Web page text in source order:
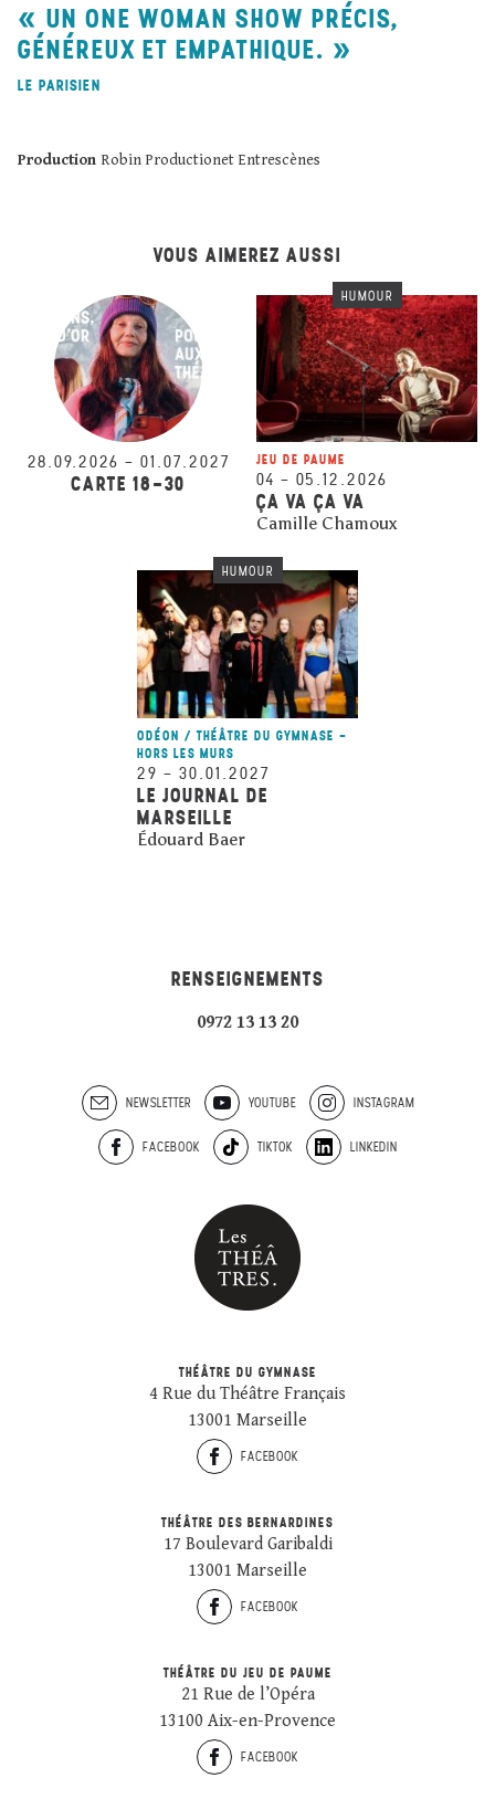
UN ONE WOMAN SHOW PRÉCIS,
GÉNÉREUX ET EMPATHIQUE.
LE PARISIEN
Production Robin Productionet Entrescènes
VOUS AIMEREZ AUSSI
28.09.2026 – 01.07.2027
CARTE 18-30
HUMOUR
JEU DE PAUME
04 – 05.12.2026
ÇA VA ÇA VA
Camille Chamoux
HUMOUR
ODÉON / THÉÂTRE DU GYMNASE -
HORS LES MURS
29 – 30.01.2027
LE JOURNAL DE
MARSEILLE
Édouard Baer
RENSEIGNEMENTS
0972 13 13 20
NEWSLETTER YOUTUBE INSTAGRAM
FACEBOOK TIKTOK LINKEDIN
THÉÂTRE DU GYMNASE
4 Rue du Théâtre Français
13001 Marseille
FACEBOOK
THÉÂTRE DES BERNARDINES
17 Boulevard Garibaldi
13001 Marseille
FACEBOOK
THÉÂTRE DU JEU DE PAUME
21 Rue de l’Opéra
13100 Aix-en-Provence
FACEBOOK